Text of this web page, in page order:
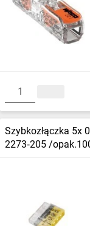
Szybkozłączka 5x
2273‑205 /